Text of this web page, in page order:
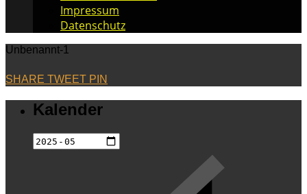
Impressum
Datenschutz
Unbenannt-1
SHARE TWEET PIN
Kalender